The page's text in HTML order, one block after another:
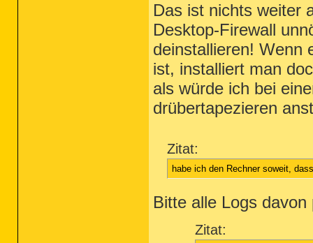
Das ist nichts weiter
Desktop-Firewall
deinstallieren! Wenn
ist, installiert man
als würde ich bei
drübertapezieren
Zitat:
habe ich den Rechner soweit,
Bitte alle Logs davon
Zitat: